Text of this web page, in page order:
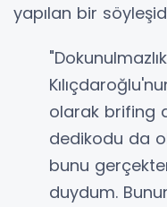
yapılan bir
olarak brifing
dedikodu da
bunu
duydum.